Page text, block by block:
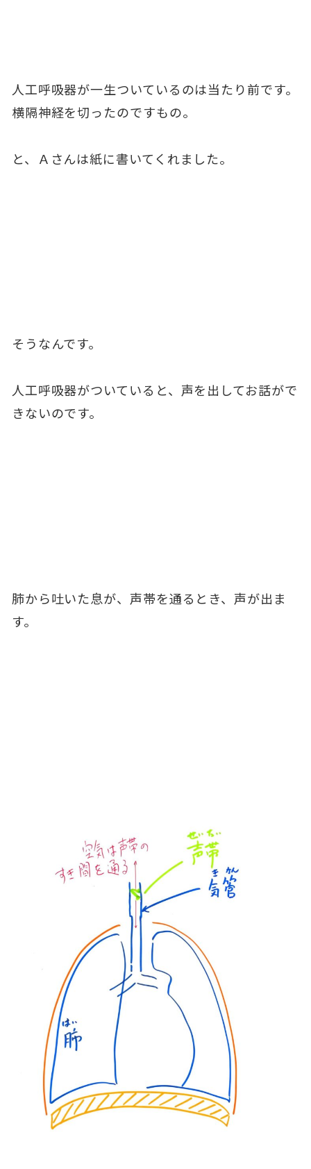
人工呼吸器が一生ついているのは当たり前です。
横隔神経を切ったのですもの。
と、Ａさんは紙に書いてくれました。
そうなんです。
人工呼吸器がついていると、声を出してお話がで
きないのです。
肺から吐いた息が、声帯を通るとき、声が出ま
す。